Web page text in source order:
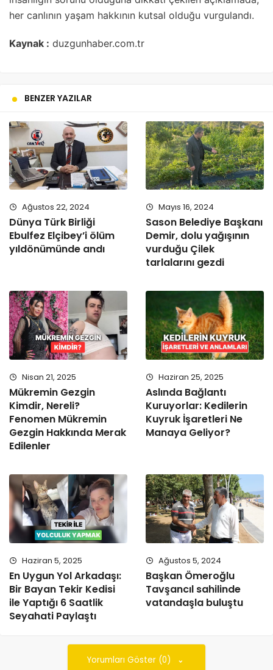
her canlının yaşam hakkının kutsal olduğu vurgulandı.
Kaynak : duzgunhaber.com.tr
BENZER YAZILAR
Ağustos 22, 2024
Dünya Türk Birliği
Ebulfez Elçibey’i ölüm
yıldönümünde andı
Mayıs 16, 2024
Sason Belediye Başkanı
Demir, dolu yağışının
vurduğu Çilek
tarlalarını gezdi
Nisan 21, 2025
Mükremin Gezgin
Kimdir, Nereli?
Fenomen Mükremin
Gezgin Hakkında Merak
Edilenler
Haziran 25, 2025
Aslında Bağlantı
Kuruyorlar: Kedilerin
Kuyruk İşaretleri Ne
Manaya Geliyor?
Haziran 5, 2025
En Uygun Yol Arkadaşı:
Bir Bayan Tekir Kedisi
ile Yaptığı 6 Saatlik
Seyahati Paylaştı
Ağustos 5, 2024
Başkan Ömeroğlu
Tavşancıl sahilinde
vatandaşla buluştu
Yorumları Göster (0)